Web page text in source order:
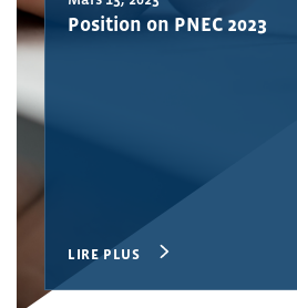
Position on PNEC 2023
LIRE PLUS